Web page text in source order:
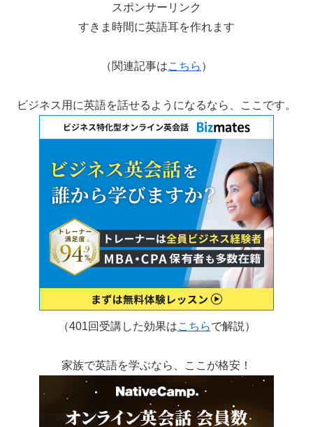
スポンサーリンク
すきま時間に英語耳を作れます
（関連記事はこちら ）
ビジネス用に英語を話せるようになるなら、ここです。
（401回受講した効果はこちらで解説）
家族で英語を学ぶなら、ここが格安！